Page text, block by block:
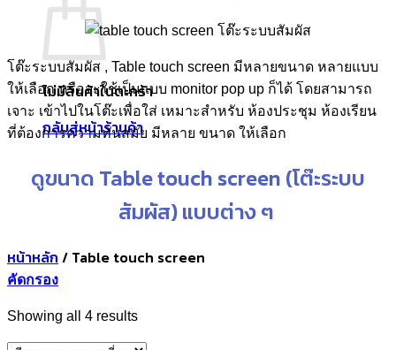
ไม่มีสินค้าในตะกร้า
กลับสู่หน้าร้านค้า
โต๊ะระบบสัมผัส , Table touch screen มีหลายขนาด หลายแบบ
ให้เลือก หรือจะใช้เป็นแบบ monitor pop up ก็ได้ โดยสามารถ
เจาะ เข้าไปในโต๊ะเพื่อใส่ เหมาะสำหรับ ห้องประชุม ห้องเรียน
ที่ต้องการความทันสมัย มีหลาย ขนาด ให้เลือก
ดูขนาด Table touch screen (โต๊ะระบบ
สัมผัส) แบบต่าง ๆ
หน้าหลัก / Table touch screen
คัดกรอง
Showing all 4 resultsSorted